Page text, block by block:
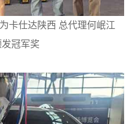
卡仕达陕西 总代理何岷江
发冠军奖